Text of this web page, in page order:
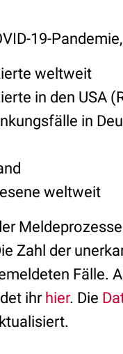
19-
weltweit
in den USA
in
weltweit
Zahl der
Fälle.
ihr hier. Die